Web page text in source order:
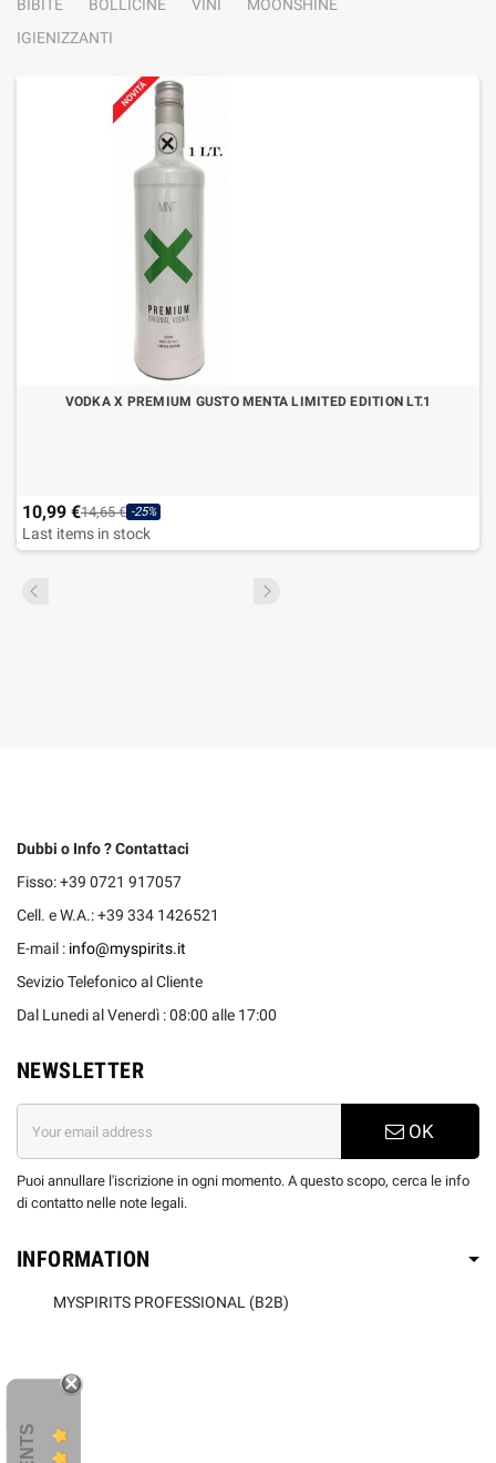
BIBITE
BOLLICINE VINI
MOONSHINE
IGIENIZZANTI
VODKA X PREMIUM GUSTO MENTA LIMITED EDITION LT.1
10,99 €14,65 € -25%
Last items in stock
Dubbi o Info ? Contattaci
Fisso: +39 0721 917057
Cell. e W.A.: +39 334 1426521
E-mail : info@myspirits.it
Sevizio Telefonico al Cliente
Dal Lunedi al Venerdì : 08:00 alle 17:00
NEWSLETTER
OK
Puoi annullare l'iscrizione in ogni momento. A questo scopo, cerca le info
di contatto nelle note legali.
INFORMATION
MYSPIRITS PROFESSIONAL (B2B)